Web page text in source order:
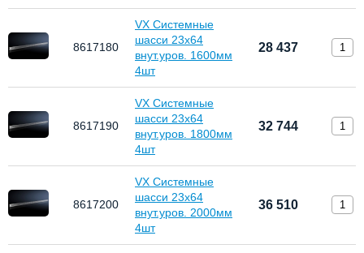
8617180
VX Системные
шасси 23х64
внут.уров. 1600мм
4шт
28 437
8617190
VX Системные
шасси 23х64
внут.уров. 1800мм
4шт
32 744
8617200
VX Системные
шасси 23х64
внут.уров. 2000мм
4шт
36 510